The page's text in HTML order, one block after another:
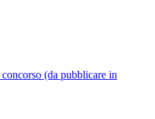
(da pubblicare in